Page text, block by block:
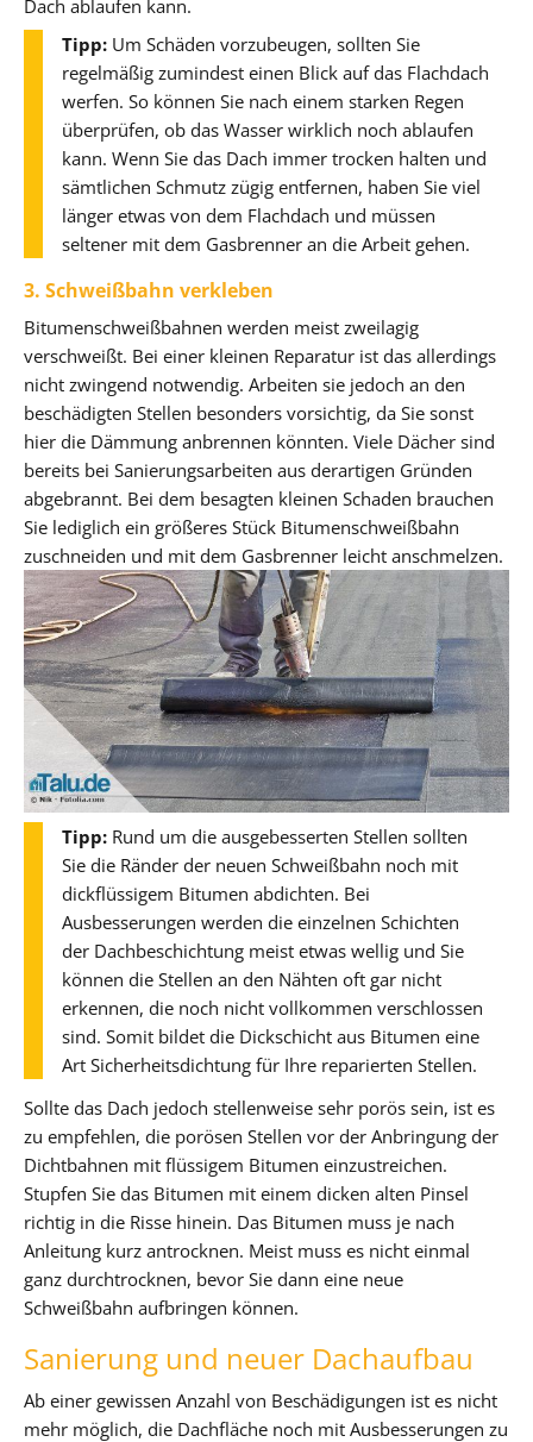
Dach ablaufen kann.
Tipp: Um Schäden vorzubeugen, sollten Sie
regelmäßig zumindest einen Blick auf das Flachdach
werfen. So können Sie nach einem starken Regen
überprüfen, ob das Wasser wirklich noch ablaufen
kann. Wenn Sie das Dach immer trocken halten und
sämtlichen Schmutz zügig entfernen, haben Sie viel
länger etwas von dem Flachdach und müssen
seltener mit dem Gasbrenner an die Arbeit gehen.
3. Schweißbahn verkleben
Bitumenschweißbahnen werden meist zweilagig
verschweißt. Bei einer kleinen Reparatur ist das allerdings
nicht zwingend notwendig. Arbeiten sie jedoch an den
beschädigten Stellen besonders vorsichtig, da Sie sonst
hier die Dämmung anbrennen könnten. Viele Dächer sind
bereits bei Sanierungsarbeiten aus derartigen Gründen
abgebrannt. Bei dem besagten kleinen Schaden brauchen
Sie lediglich ein größeres Stück Bitumenschweißbahn
zuschneiden und mit dem Gasbrenner leicht anschmelzen.
Tipp: Rund um die ausgebesserten Stellen sollten
Sie die Ränder der neuen Schweißbahn noch mit
dickflüssigem Bitumen abdichten. Bei
Ausbesserungen werden die einzelnen Schichten
der Dachbeschichtung meist etwas wellig und Sie
können die Stellen an den Nähten oft gar nicht
erkennen, die noch nicht vollkommen verschlossen
sind. Somit bildet die Dickschicht aus Bitumen eine
Art Sicherheitsdichtung für Ihre reparierten Stellen.
Sollte das Dach jedoch stellenweise sehr porös sein, ist es
zu empfehlen, die porösen Stellen vor der Anbringung der
Dichtbahnen mit flüssigem Bitumen einzustreichen.
Stupfen Sie das Bitumen mit einem dicken alten Pinsel
richtig in die Risse hinein. Das Bitumen muss je nach
Anleitung kurz antrocknen. Meist muss es nicht einmal
ganz durchtrocknen, bevor Sie dann eine neue
Schweißbahn aufbringen können.
Sanierung und neuer Dachaufbau
Ab einer gewissen Anzahl von Beschädigungen ist es nicht
mehr möglich, die Dachfläche noch mit Ausbesserungen zu